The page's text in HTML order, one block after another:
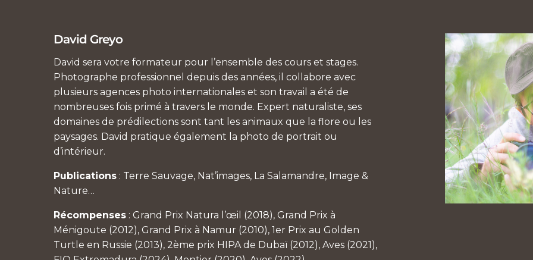
David Greyo
David sera votre formateur pour l’ensemble des cours et stages.
Photographe professionnel depuis des années, il collabore avec
plusieurs agences photo internationales et son travail a été de
nombreuses fois primé à travers le monde. Expert naturaliste, ses
domaines de prédilections sont tant les animaux que la flore ou les
paysages. David pratique également la photo de portrait ou
d’intérieur.
Publications : Terre Sauvage, Nat’images, La Salamandre, Image &
Nature…
Récompenses : Grand Prix Natura l’œil (2018), Grand Prix à
Ménigoute (2012), Grand Prix à Namur (2010), 1er Prix au Golden
Turtle en Russie (2013), 2ème prix HIPA de Dubaï (2012), Aves (2021),